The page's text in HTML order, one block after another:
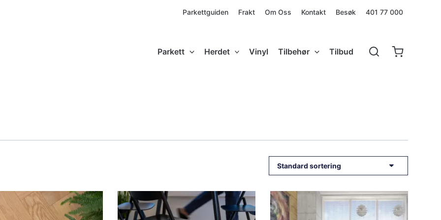
Parkettguiden Frakt Om Oss Kontakt Besøk 401 77 000
Parkett Herdet Vinyl Tilbehør Tilbud